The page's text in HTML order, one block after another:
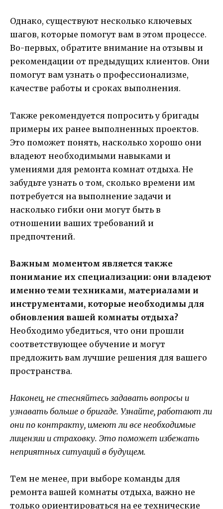
Однако, существуют несколько ключевых
шагов, которые помогут вам в этом процессе.
Во-первых, обратите внимание на отзывы и
рекомендации от предыдущих клиентов. Они
помогут вам узнать о профессионализме,
качестве работы и сроках выполнения.
Также рекомендуется попросить у бригады
примеры их ранее выполненных проектов.
Это поможет понять, насколько хорошо они
владеют необходимыми навыками и
умениями для ремонта комнат отдыха. Не
забудьте узнать о том, сколько времени им
потребуется на выполнение задачи и
насколько гибки они могут быть в
отношении ваших требований и
предпочтений.
Важным моментом является также
понимание их специализации: они владеют
именно теми техниками, материалами и
инструментами, которые необходимы для
обновления вашей комнаты отдыха?
Необходимо убедиться, что они прошли
соответствующее обучение и могут
предложить вам лучшие решения для вашего
пространства.
Наконец, не стесняйтесь задавать вопросы и
узнавать больше о бригаде. Узнайте, работают ли
они по контракту, имеют ли все необходимые
лицензии и страховку. Это поможет избежать
неприятных ситуаций в будущем.
Тем не менее, при выборе команды для
ремонта вашей комнаты отдыха, важно не
только ориентироваться на ее технические